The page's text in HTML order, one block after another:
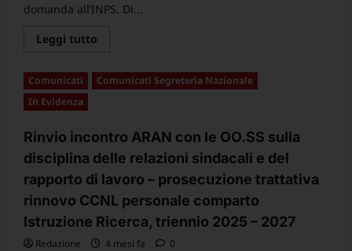
domanda all’INPS. Di...
Leggi tutto
su
Lavori
usuranti/faticosi:
istruzioni
la
che
deve
essere
presentata
entro
il
1°
Comunicati
Comunicati Segreteria Nazionale
In Evidenza
Rinvio incontro ARAN con le OO.SS sulla
disciplina delle relazioni sindacali e del
rapporto di lavoro – prosecuzione trattativa
rinnovo CCNL personale comparto
Istruzione Ricerca, triennio 2025 – 2027
Redazione 4 mesi fa 0